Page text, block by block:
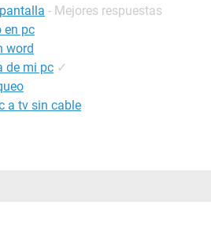
- Mejores respuestas
en pc
word
de mi pc ✓
a tv sin cable